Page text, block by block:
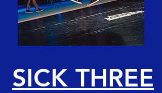
SICK THREE